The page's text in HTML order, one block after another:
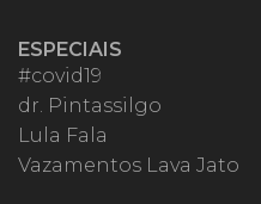
ESPECIAIS
#covid19
dr. Pintassilgo
Lula Fala
Vazamentos Lava Jato